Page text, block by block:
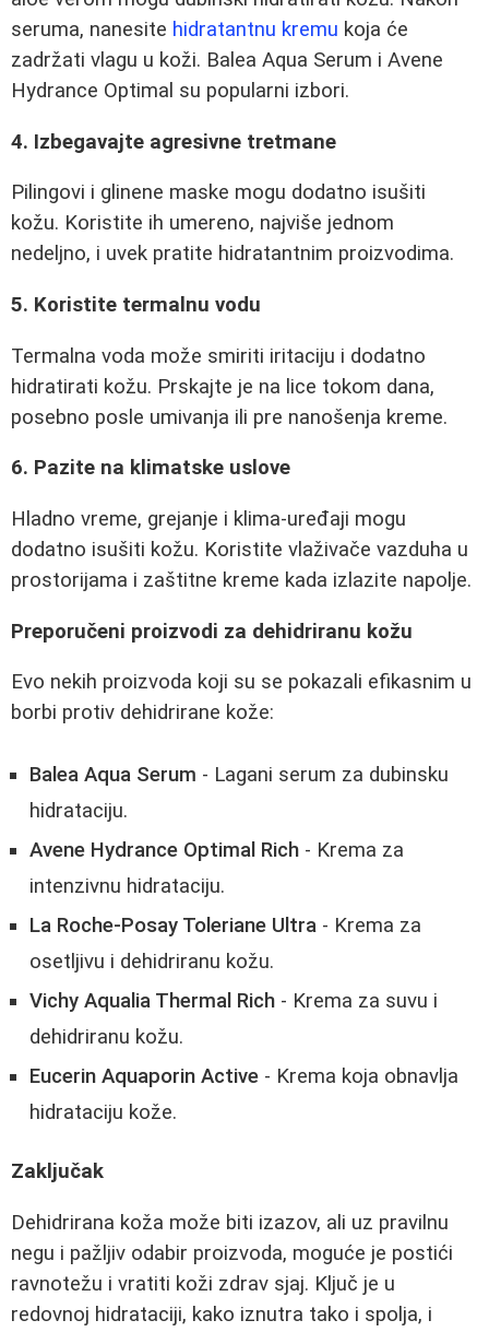
seruma, nanesite hidratantnu kremu koja će
zadržati vlagu u koži. Balea Aqua Serum i Avene
Hydrance Optimal su popularni izbori.
4. Izbegavajte agresivne tretmane
Pilingovi i glinene maske mogu dodatno isušiti
kožu. Koristite ih umereno, najviše jednom
nedeljno, i uvek pratite hidratantnim proizvodima.
5. Koristite termalnu vodu
Termalna voda može smiriti iritaciju i dodatno
hidratirati kožu. Prskajte je na lice tokom dana,
posebno posle umivanja ili pre nanošenja kreme.
6. Pazite na klimatske uslove
Hladno vreme, grejanje i klima-uređaji mogu
dodatno isušiti kožu. Koristite vlaživače vazduha u
prostorijama i zaštitne kreme kada izlazite napolje.
Preporučeni proizvodi za dehidriranu kožu
Evo nekih proizvoda koji su se pokazali efikasnim u
borbi protiv dehidrirane kože:
Balea Aqua Serum - Lagani serum za dubinsku
hidrataciju.
Avene Hydrance Optimal Rich - Krema za
intenzivnu hidrataciju.
La Roche-Posay Toleriane Ultra - Krema za
osetljivu i dehidriranu kožu.
Vichy Aqualia Thermal Rich - Krema za suvu i
dehidriranu kožu.
Eucerin Aquaporin Active - Krema koja obnavlja
hidrataciju kože.
Zaključak
Dehidrirana koža može biti izazov, ali uz pravilnu
negu i pažljiv odabir proizvoda, moguće je postići
ravnotežu i vratiti koži zdrav sjaj. Ključ je u
redovnoj hidrataciji, kako iznutra tako i spolja, i